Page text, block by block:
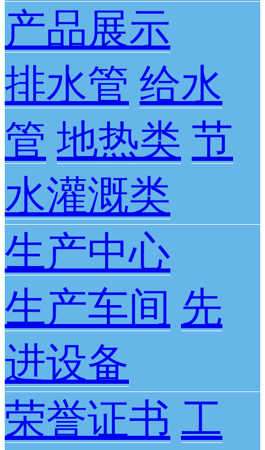
产品展示
排水管 给水
管 地热类 节
水灌溉类
生产中心
生产车间 先
进设备
荣誉证书 工